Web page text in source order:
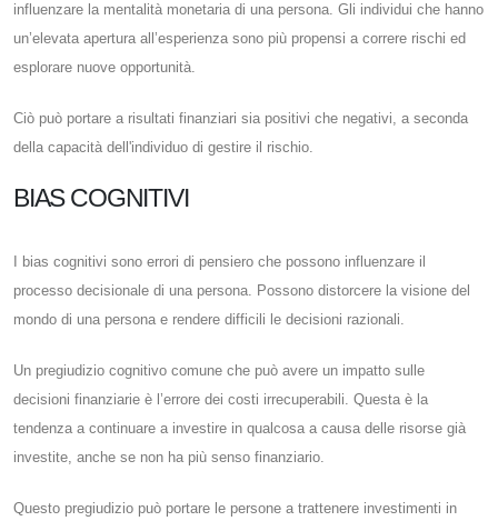
influenzare la mentalità monetaria di una persona. Gli individui che hanno
un’elevata apertura all’esperienza sono più propensi a correre rischi ed
esplorare nuove opportunità.
Ciò può portare a risultati finanziari sia positivi che negativi, a seconda
della capacità dell'individuo di gestire il rischio.
BIAS COGNITIVI
I bias cognitivi sono errori di pensiero che possono influenzare il
processo decisionale di una persona. Possono distorcere la visione del
mondo di una persona e rendere difficili le decisioni razionali.
Un pregiudizio cognitivo comune che può avere un impatto sulle
decisioni finanziarie è l’errore dei costi irrecuperabili. Questa è la
tendenza a continuare a investire in qualcosa a causa delle risorse già
investite, anche se non ha più senso finanziario.
Questo pregiudizio può portare le persone a trattenere investimenti in